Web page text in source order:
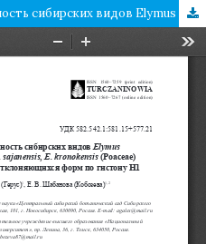
Изменчивость и специфичность сибирских видов Elymus transbaicalensis, E. komarovii, E. sajanensis, E. kronokensis (Poaceae) и некоторых морфологически отклоняющихся формпогистону H1